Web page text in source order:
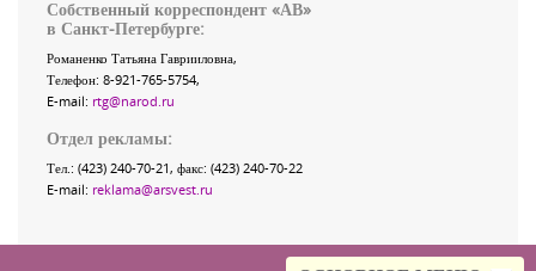
Собственный корреспондент «АВ»
в Санкт-Петербурге:
Романенко Татьяна Гаврииловна,
Телефон: 8-921-765-5754,
E-mail: rtg@narod.ru
Отдел рекламы:
Тел.: (423) 240-70-21, факс: (423) 240-70-22
E-mail: reklama@arsvest.ru